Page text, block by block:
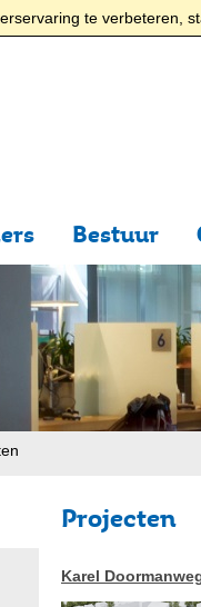
te verbeteren,
Bestuur
Projecten
Karel